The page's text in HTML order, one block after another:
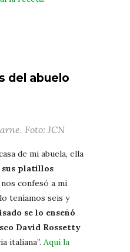
del abuelo
Foto: JCN
de mi abuela, ella
sus platillos
confesó a mi
teníamos seis y
se lo enseñó
David Rossetty
italiana”. Aquí la